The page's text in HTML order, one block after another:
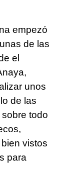
empezó
de las
el
unos
de las
todo
vistos
para